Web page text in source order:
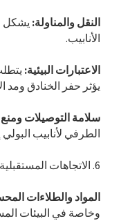
النقل والمناولة:يشكل
الأنابيب.
الاعتبارات البيئية:
يؤثر حفر الخنادق ومد
سلامة التوصيلات
الطرفي لأنابيب
6. الاتجاهات المستقبلية والابتكارات في الأنابيب ذات القطر الأكبر
المواد والطلاءات
وخاصة في البيئات